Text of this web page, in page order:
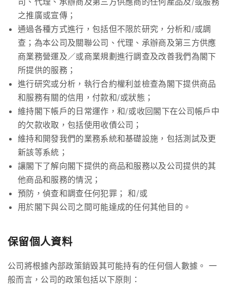
之推廣或宣傳；
通過各種方式進行，包括但不限於研究，分析和/或調
查；為本公司及關聯公司、代理、承辦商及第三方供應
商業務營運及／或商業規劃進行調查及改善我們為閣下
所提供的服務；
進行研究或分析，執行合約權利並檢查為閣下提供商品
和服務有關的信用，付款和/或狀態；
維持閣下帳戶的日常運作，和/或收回閣下在公司帳戶中
的欠款收取，包括使用收債公司；
維持和開發我們的業務系統和基礎設施，包括測試及更
新該等系統；
讓閣下了解向閣下提供的商品和服務以及公司提供的其
他商品和服務的情況；
預防，偵查和調查任何犯罪； 和/或
用於閣下與公司之間可能達成的任何其他目的。
保留個人資料
公司將根據內部政策銷毀其可能持有的任何個人數據。 一
般而言，公司的政策包括以下原則：